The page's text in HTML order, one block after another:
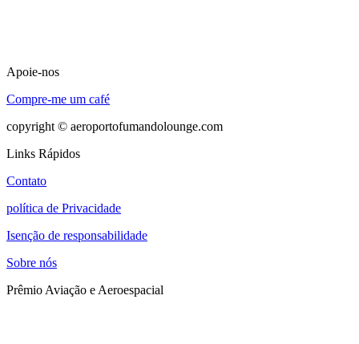
Apoie-nos
Compre-me um café
copyright © aeroportofumandolounge.com
Links Rápidos
Contato
política de Privacidade
Isenção de responsabilidade
Sobre nós
Prêmio Aviação e Aeroespacial